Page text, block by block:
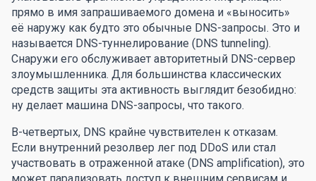
прямо в имя запрашиваемого домена и «выносить»
её наружу как будто это обычные DNS-запросы. Это и
называется DNS-туннелирование (DNS tunneling).
Снаружи его обслуживает авторитетный DNS-сервер
злоумышленника. Для большинства классических
средств защиты эта активность выглядит безобидно:
ну делает машина DNS-запросы, что такого.
В-четвертых, DNS крайне чувствителен к отказам.
Если внутренний резолвер лег под DDoS или стал
участвовать в отраженной атаке (DNS amplification), это